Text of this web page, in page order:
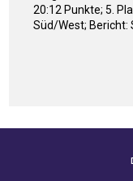
20:12 Punkte; 5.
Süd/West; Bericht: